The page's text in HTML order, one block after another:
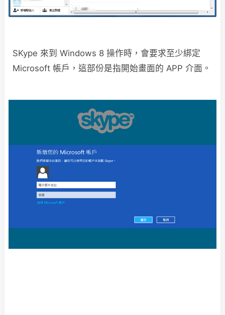
SKype 來到 Windows 8 操作時，會要求至少綁定
Microsoft 帳戶，這部份是指開始畫面的 APP 介面。